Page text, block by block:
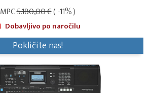
MPC5.180,00 €( -11% )
Dobavljivo po naročilu
Pokličite nas!